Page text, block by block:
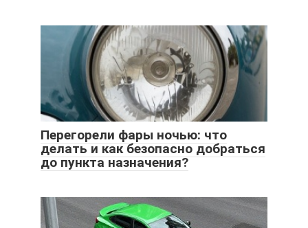
Перегорели фары ночью: что
делать и как безопасно добраться
до пункта назначения?